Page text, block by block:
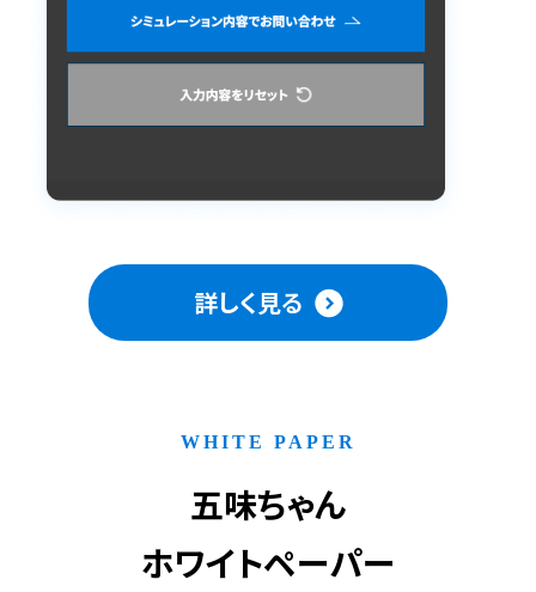
詳しく見る
WHITE PAPER
五味ちゃん
ホワイトペーパー